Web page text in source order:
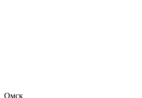
Омск